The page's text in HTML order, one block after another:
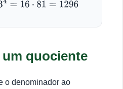
34 =16⋅81 =1296
quociente
o denominador ao